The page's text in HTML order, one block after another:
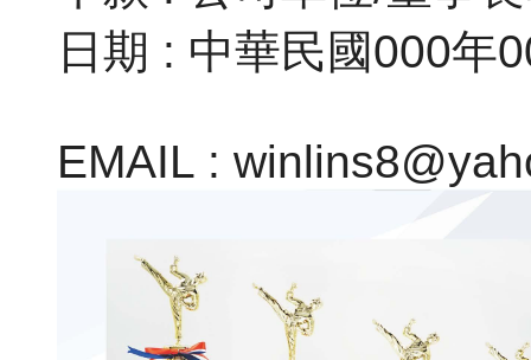
日期 : 中華民國000年
EMAIL :